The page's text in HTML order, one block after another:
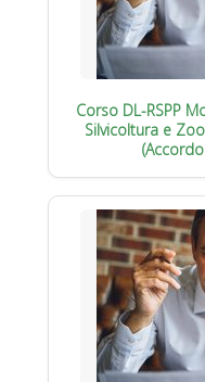
Corso DL-RSPP
Silvicoltura e